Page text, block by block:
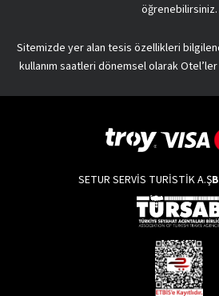
öğrenebilirsiniz.
Sitemizde yer alan tesis özellikleri
kullanım saatleri dönemsel olarak
SETUR SERVİS TURİSTİK A.Ş